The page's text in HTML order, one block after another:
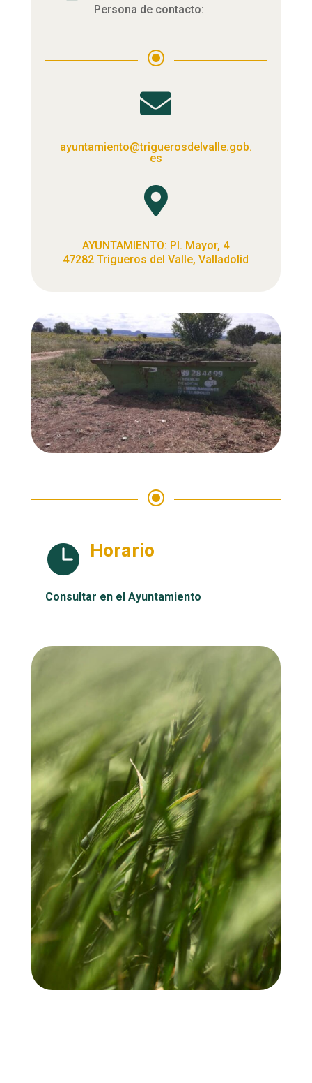
Persona de contacto:
\

ayuntamiento@triguerosdelvalle.gob.
es

AYUNTAMIENTO: Pl. Mayor, 4
47282 Trigueros del Valle, Valladolid
\
 Horario
Consultar en el Ayuntamiento